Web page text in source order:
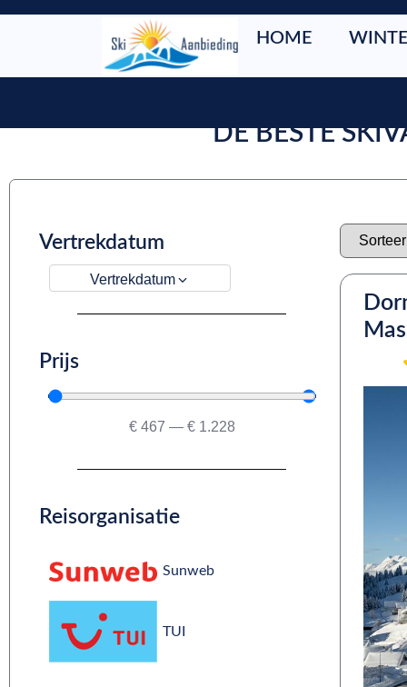
HOME
DE BESTE
Vertrekdatum
Vertrekdatum
Prijs
€ 467 — € 1.228
Reisorganisatie
Sunweb
TUI